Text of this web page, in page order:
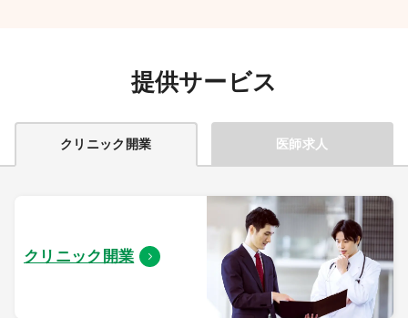
提供サービス
クリニック開業 医師求人
クリニック開業